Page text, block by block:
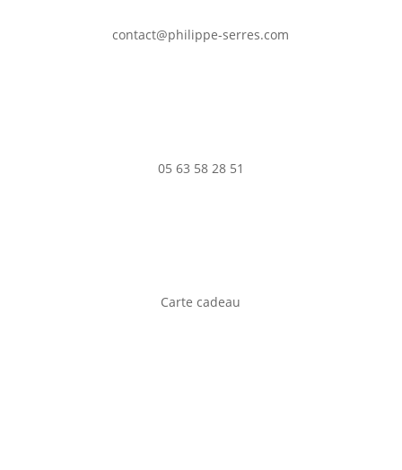
contact@philippe-serres.com
05 63 58 28 51
Carte cadeau